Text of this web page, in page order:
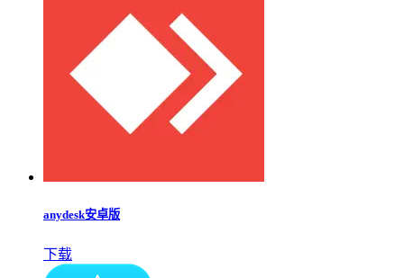
anydesk安卓版
下载